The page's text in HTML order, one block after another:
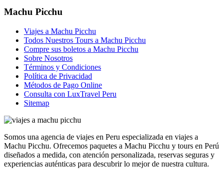
Machu Picchu
Viajes a Machu Picchu
Todos Nuestros Tours a Machu Picchu
Compre sus boletos a Machu Picchu
Sobre Nosotros
Términos y Condiciones
Política de Privacidad
Métodos de Pago Online
Consulta con LuxTravel Peru
Sitemap
Somos una agencia de viajes en Peru especializada en viajes a
Machu Picchu. Ofrecemos paquetes a Machu Picchu y tours en Perú
diseñados a medida, con atención personalizada, reservas seguras y
experiencias auténticas para descubrir lo mejor de nuestra cultura.